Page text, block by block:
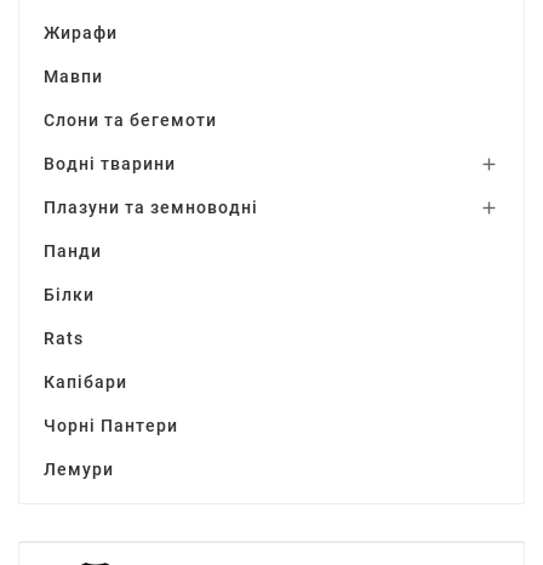
Жирафи
Мавпи
Слони та бегемоти
Водні тварини 
Плазуни та земноводні 
Панди
Білки
Rats
Капібари
Чорні Пантери
Лемури